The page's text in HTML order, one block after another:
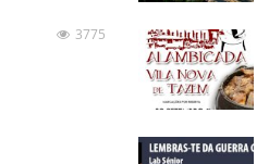
3775